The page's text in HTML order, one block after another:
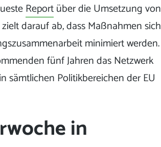
Reportüber die Umsetzung von
darauf ab, dass Maßnahmen sich
minimiert werden.
fünf Jahren das Netzwerk
sämtlichen Politikbereichen der EU
in